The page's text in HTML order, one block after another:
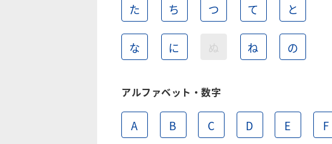
た ち つ て と
な に ぬ ね の
アルファベット・数字
A B C D E F